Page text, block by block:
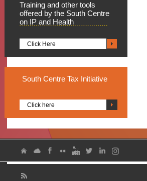
Training and other tools
offered by the South Centre
on IP and Health
Click Here
South Centre Tax Initiative
Click here